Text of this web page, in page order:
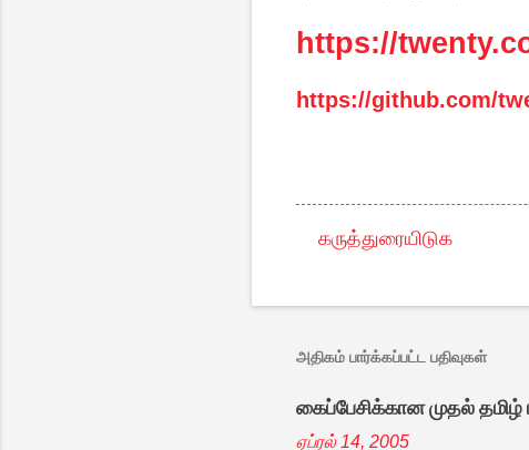
https://
https://github.com/
து
ள்
கருத்துரையிடுக
அதிகம் பார்க்கப்பட்ட பதிவுகள்
கைப்பேசிக்கான முதல் தமிழ்
ஏப்ரல் 14, 2005